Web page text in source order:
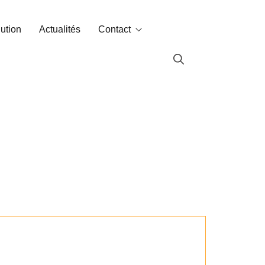
Actualités Contact